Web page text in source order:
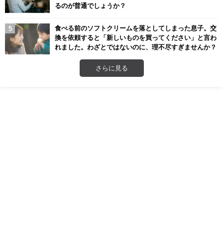
るのが普通でしょうか？
食べる前のソフトクリームを落としてしまった息子。交
換を依頼すると「新しいものを買ってください」と言わ
れました。わざとではないのに、理不尽すぎませんか？
さらに見る